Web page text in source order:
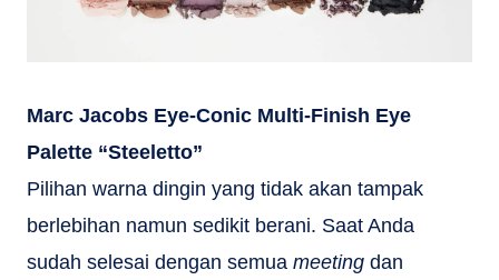
Marc Jacobs Eye-Conic Multi-Finish Eye
Palette “Steeletto”
Pilihan warna dingin yang tidak akan tampak
berlebihan namun sedikit berani. Saat Anda
sudah selesai dengan semua meeting dan